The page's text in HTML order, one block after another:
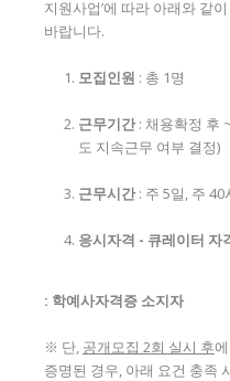
지원사업’에 따라 아래와 같
바랍니다.
모집인원 : 총 1명
근무기간: 채용확정 후
도 지속근무 여부 결정)
근무시간: 주 5일, 주 40
응시자격 - 큐레이터 자
: 학예사자격증 소지자
※ 단, 공개모집 2회 실시 후
증명된 경우, 아래 요건 충족